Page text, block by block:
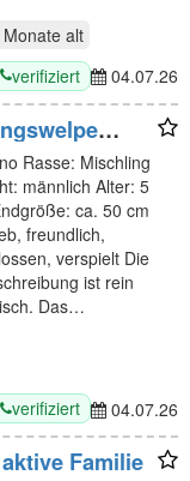
alt
verifiziert 04.07.26
Rasse: Mischling
männlich Alter: 5
ca. 50 cm
freundlich,
verspielt Die
ist rein
Das…
verifiziert 04.07.26
Familie